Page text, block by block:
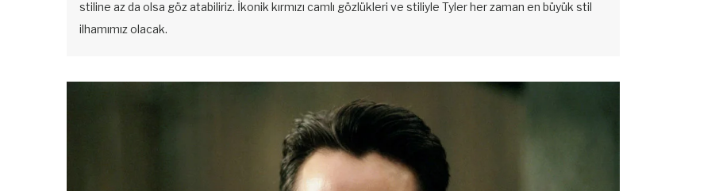
stiline az da olsa göz atabiliriz. İkonik kırmızı camlı gözlükleri ve stiliyle Tyler her zaman en büyük stil
ilhamımız olacak.